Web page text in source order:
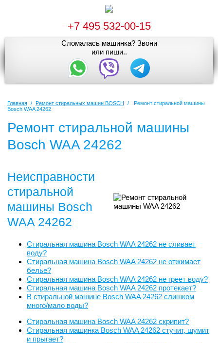
+7 495 532-00-15
Сломалась машинка? Звони
или пиши..
Главная / Ремонт стиральных машин BOSCH /
Ремонт стиральной машины
Bosch WAA 24262
Ремонт стиральной машины
Bosch WAA 24262
Неисправности
стиральной
машины Bosch
WAA 24262
Стиральная машина Bosch WAA 24262 не сливает
воду?
Стиральная машина Bosch WAA 24262 не отжимает
белье?
Стиральная машина Bosch WAA 24262 не греет воду?
Стиральная машина Bosch WAA 24262 протекает?
В стиральной машине Bosch WAA 24262 слишком
много/мало воды?
Стиральная машина Bosch WAA 24262 скрипит?
Стиральная машинка Bosch WAA 24262 стучит, шумит
и прыгает?